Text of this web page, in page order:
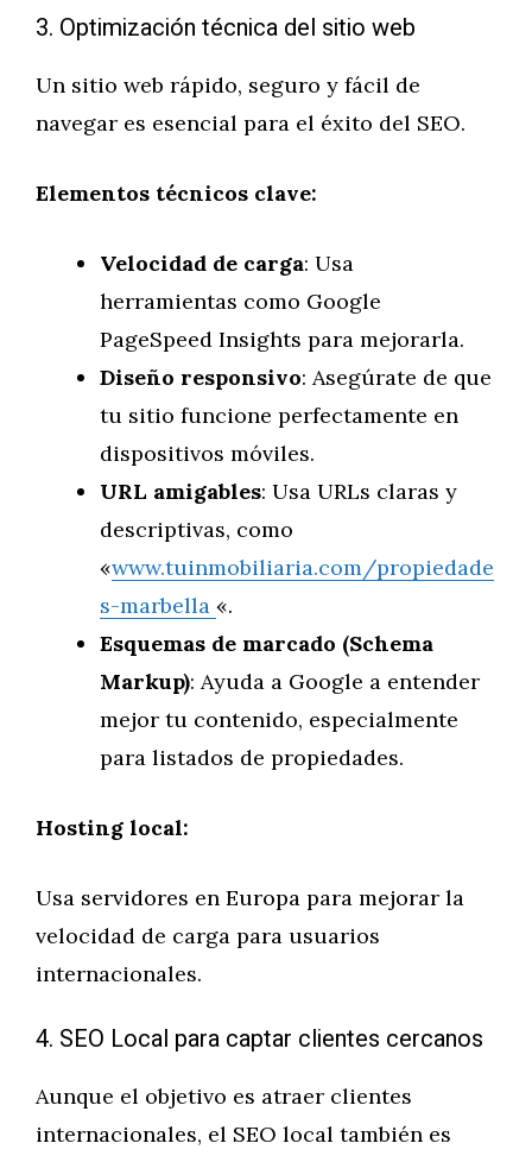
3. Optimización técnica del sitio web
Un sitio web rápido, seguro y fácil de
navegar es esencial para el éxito del SEO.
Elementos técnicos clave:
Velocidad de carga: Usa
herramientas como Google
PageSpeed Insights para mejorarla.
Diseño responsivo: Asegúrate de que
tu sitio funcione perfectamente en
dispositivos móviles.
URL amigables: Usa URLs claras y
descriptivas, como
«www.tuinmobiliaria.com/propiedade
s-marbella «.
Esquemas de marcado (Schema
Markup): Ayuda a Google a entender
mejor tu contenido, especialmente
para listados de propiedades.
Hosting local:
Usa servidores en Europa para mejorar la
velocidad de carga para usuarios
internacionales.
4. SEO Local para captar clientes cercanos
Aunque el objetivo es atraer clientes
internacionales, el SEO local también es